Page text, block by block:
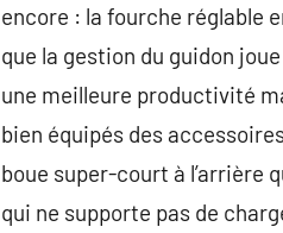
encore : la fourche réglable
que la gestion du guidon
une meilleure productivité
bien équipés des
boue super-court à l’arrière
qui ne supporte pas de